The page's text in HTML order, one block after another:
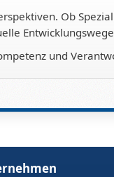
Ob
und